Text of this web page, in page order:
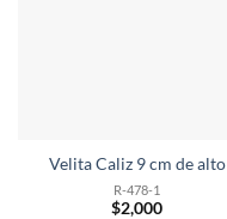
Velita Caliz 9 cm de alto
R-478-1
$2,000